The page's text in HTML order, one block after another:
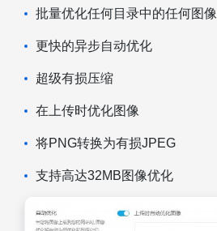
批量优化任何目录中的任何图像
更快的异步自动优化
超级有损压缩
在上传时优化图像
将PNG转换为有损JPEG
支持高达32MB图像优化